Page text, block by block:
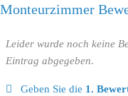
Monteurzimmer
Leider wurde noch keine
Eintrag abgegeben.
Geben Sie die 1.